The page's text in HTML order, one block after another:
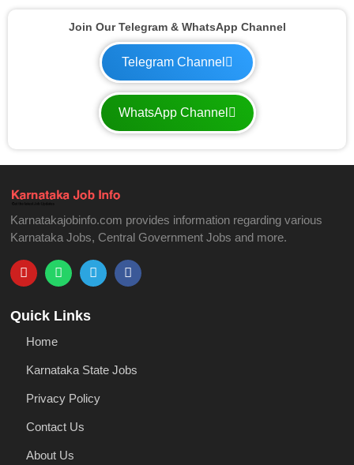
Join Our Telegram & WhatsApp Channel
Telegram Channel
WhatsApp Channel
Karnatakajobinfo.com provides information regarding various
Karnataka Jobs, Central Government Jobs and more.
Quick Links
Home
Karnataka State Jobs
Privacy Policy
Contact Us
About Us